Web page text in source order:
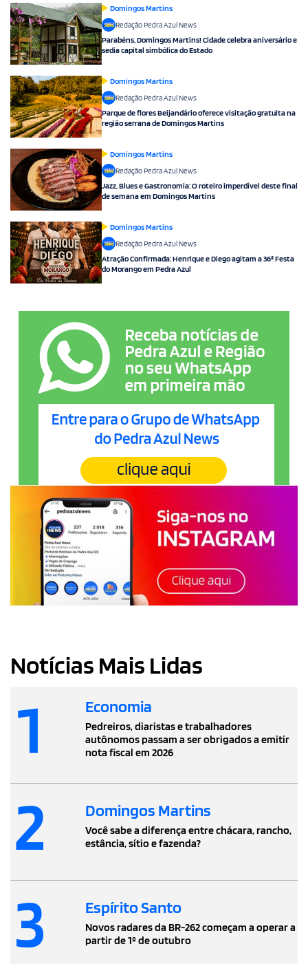
Domingos Martins
Redação Pedra Azul News
Parabéns, Domingos Martins! Cidade celebra aniversário e
sedia capital simbólica do Estado
Domingos Martins
Redação Pedra Azul News
Parque de flores Beijandário oferece visitação gratuita na
região serrana de Domingos Martins
Domingos Martins
Redação Pedra Azul News
Jazz, Blues e Gastronomia: O roteiro imperdível deste final
de semana em Domingos Martins
Domingos Martins
Redação Pedra Azul News
Atração Confirmada: Henrique e Diego agitam a 36ª Festa
do Morango em Pedra Azul
Notícias Mais Lidas
1 Economia
Pedreiros, diaristas e trabalhadores
autônomos passam a ser obrigados a emitir
nota fiscal em 2026
2 Domingos Martins
Você sabe a diferença entre chácara, rancho,
estância, sítio e fazenda?
3 Espírito Santo
Novos radares da BR-262 começam a operar a
partir de 1º de outubro